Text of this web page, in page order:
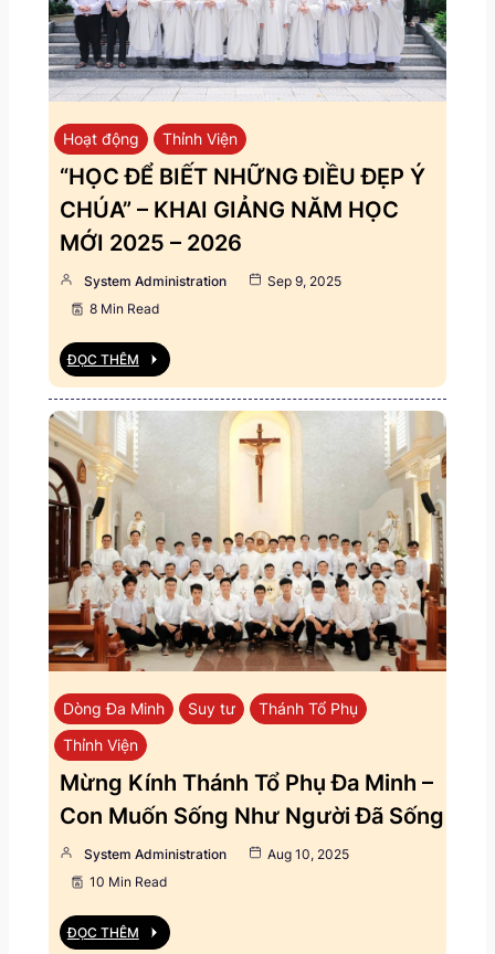
Hoạt động Thỉnh Viện
“HỌC ĐỂ BIẾT NHỮNG ĐIỀU ĐẸP Ý
CHÚA” – KHAI GIẢNG NĂM HỌC
MỚI 2025 – 2026
System Administration
Sep 9, 2025
8 Min Read
ĐỌC THÊM
Dòng Đa Minh Suy tư
Thánh Tổ Phụ
Thỉnh Viện
Mừng Kính Thánh Tổ Phụ Đa Minh –
Con Muốn Sống Như Người Đã Sống
System Administration
Aug 10, 2025
10 Min Read
ĐỌC THÊM